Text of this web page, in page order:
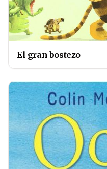
El gran bostezo